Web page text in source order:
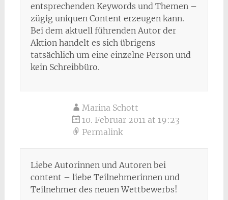
entsprechenden Keywords und Themen –
zügig uniquen Content erzeugen kann.
Bei dem aktuell führenden Autor der
Aktion handelt es sich übrigens
tatsächlich um eine einzelne Person und
kein Schreibbüro.
Marina Schott
10. Februar 2011 at 19:23
Permalink
Liebe Autorinnen und Autoren bei
content – liebe Teilnehmerinnen und
Teilnehmer des neuen Wettbewerbs!